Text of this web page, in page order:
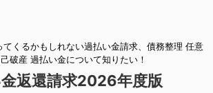
くるかもしれない過払い金請求、債務整理 任意
破産 過払い金について知りたい！
返還請求2026年度版